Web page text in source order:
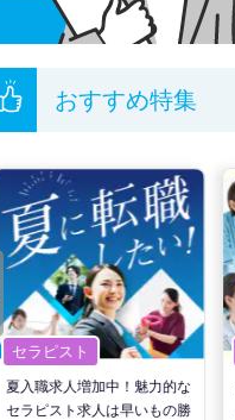
おすすめ特集
セラピスト
夏入職求人増加中！魅力的な
セラピスト求人は早いもの勝